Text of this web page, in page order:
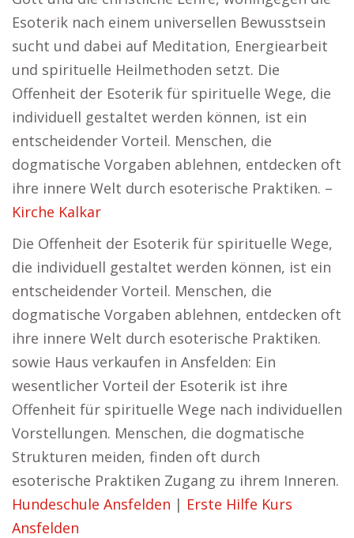
Esoterik nach einem universellen Bewusstsein
sucht und dabei auf Meditation, Energiearbeit
und spirituelle Heilmethoden setzt. Die
Offenheit der Esoterik für spirituelle Wege, die
individuell gestaltet werden können, ist ein
entscheidender Vorteil. Menschen, die
dogmatische Vorgaben ablehnen, entdecken oft
ihre innere Welt durch esoterische Praktiken. –
Kirche Kalkar
Die Offenheit der Esoterik für spirituelle Wege,
die individuell gestaltet werden können, ist ein
entscheidender Vorteil. Menschen, die
dogmatische Vorgaben ablehnen, entdecken oft
ihre innere Welt durch esoterische Praktiken.
sowie Haus verkaufen in Ansfelden: Ein
wesentlicher Vorteil der Esoterik ist ihre
Offenheit für spirituelle Wege nach individuellen
Vorstellungen. Menschen, die dogmatische
Strukturen meiden, finden oft durch
esoterische Praktiken Zugang zu ihrem Inneren.
Hundeschule Ansfelden | Erste Hilfe Kurs
Ansfelden